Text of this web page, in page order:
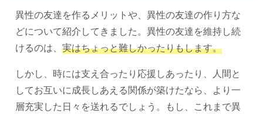
異性の友達を作るメリットや、異性の友達の作り方な
どについて紹介してきました。異性の友達を維持し続
けるのは、 実はちょっと難しかったりもします。
しかし、時には支え合ったり応援しあったり、人間と
してお互いに成長しあえる関係が築けたなら、より一
層充実した日々を送れるでしょう。もし、これまで異